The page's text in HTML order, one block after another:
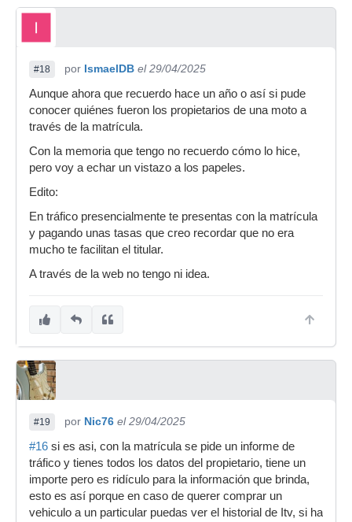
#18 por IsmaelDB el 29/04/2025
Aunque ahora que recuerdo hace un año o así si pude
conocer quiénes fueron los propietarios de una moto a
través de la matrícula.
Con la memoria que tengo no recuerdo cómo lo hice,
pero voy a echar un vistazo a los papeles.
Edito:
En tráfico presencialmente te presentas con la matrícula
y pagando unas tasas que creo recordar que no era
mucho te facilitan el titular.
A través de la web no tengo ni idea.
#19 por Nic76 el 29/04/2025
#16 si es asi, con la matrícula se pide un informe de
tráfico y tienes todos los datos del propietario, tiene un
importe pero es ridículo para la información que brinda,
esto es así porque en caso de querer comprar un
vehiculo a un particular puedas ver el historial de Itv, si ha